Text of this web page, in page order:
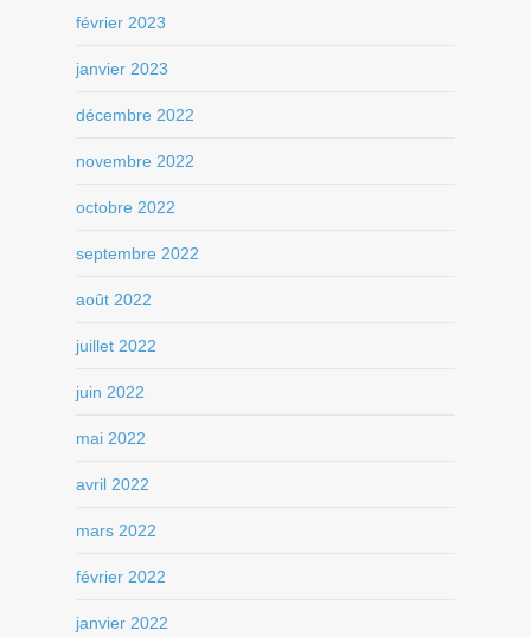
février 2023
janvier 2023
décembre 2022
novembre 2022
octobre 2022
septembre 2022
août 2022
juillet 2022
juin 2022
mai 2022
avril 2022
mars 2022
février 2022
janvier 2022